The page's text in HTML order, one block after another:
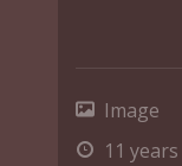
Image
11